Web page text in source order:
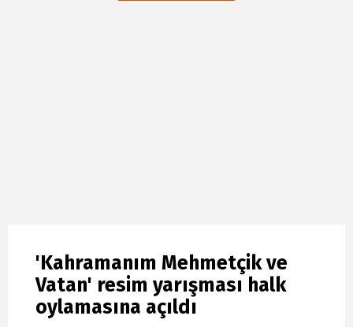
'Kahramanım Mehmetçik ve
Vatan' resim yarışması halk
oylamasına açıldı